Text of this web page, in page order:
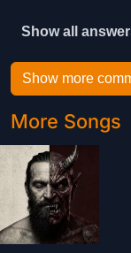
Show all
Show more
More Songs